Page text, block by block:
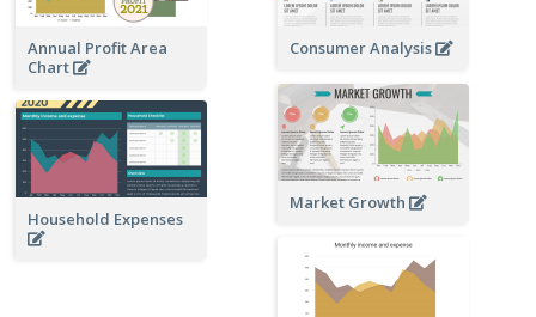
Annual Profit Area
Chart
Consumer Analysis
Market Growth
Household Expenses